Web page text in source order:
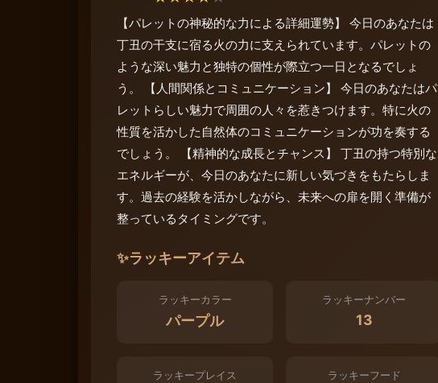
【パレットの神秘的な力による詳細運勢】 今日のあなたは
丁丑の干支に宿る火の力に支えられています。パレットの
ような深い魅力と独特の個性が際立つ一日となるでしょ
う。 【人間関係とコミュニケーション】 今日のあなたはパ
レットらしい魅力で周囲の人々を惹きつけます。特に火の
性質を活かした自然体のコミュニケーションが功を奏する
でしょう。 【精神的な成長とチャンス】 丁丑の持つ特別な
エネルギーが、今日のあなたに新しい気づきをもたらしま
す。過去の経験を活かしながら、未来への扉を開く準備が
整っているタイミングです。
✨ラッキーアイテム
ラッキーカラー
パープル
ラッキーナンバー
13
ラッキープレイス ラッキーフード